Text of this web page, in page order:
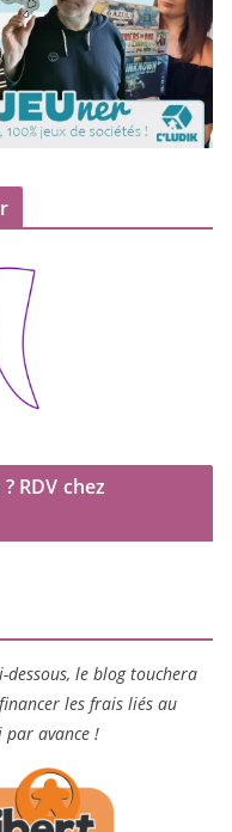
RDV chez
dessous, le blog touchera
les frais liés au
par avance !